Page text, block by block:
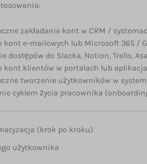
zakładanie kont w CRM /
kont e-mailowych lub Microsoft 365 /
dostępów do Slacka, Notion, Trello,
kont klientów w portalach lub
tworzenie użytkowników w
cyklem życia pracownika
(krok po kroku)
użytkownika